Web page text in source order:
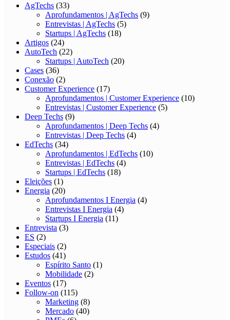
AgTechs (33)
Aprofundamentos | AgTechs (9)
Entrevistas | AgTechs (5)
Startups | AgTechs (18)
Artigos (24)
AutoTech (22)
Startups | AutoTech (20)
Cases (36)
Conexão (2)
Customer Experience (17)
Aprofundamentos | Customer Experience (10)
Entrevistas | Customer Experience (5)
Deep Techs (9)
Aprofundamentos | Deep Techs (4)
Entrevistas | Deep Techs (4)
EdTechs (34)
Aprofundamentos | EdTechs (10)
Entrevistas | EdTechs (4)
Startups | EdTechs (18)
Eleições (1)
Energia (20)
Aprofundamentos I Energia (4)
Entrevistas I Energia (4)
Startups I Energia (11)
Entrevista (3)
ES (2)
Especiais (2)
Estudos (41)
Espírito Santo (1)
Mobilidade (2)
Eventos (17)
Follow-on (115)
Marketing (8)
Mercado (40)